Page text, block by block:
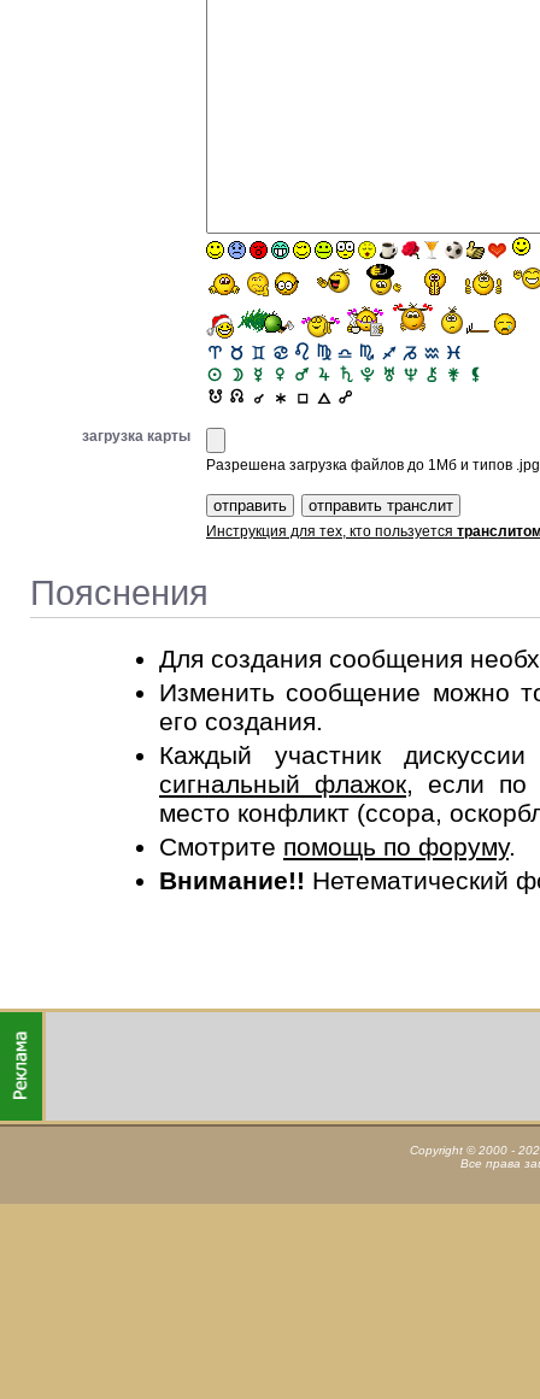
загрузка карты
Разрешена загрузка файлов до 1Мб и типов
Инструкция для тех, кто пользуется
Пояснения
Для создания сообщения
Изменить сообщение можно
его создания.
Каждый участник
сигнальный флажок, если по
место конфликт (ссора,
Смотрите помощь по форуму.
Внимание!! Нетематический
Copyright © 2000 -
Все права